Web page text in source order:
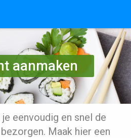
aanmaken
eenvoudig en snel de
Maak hier een